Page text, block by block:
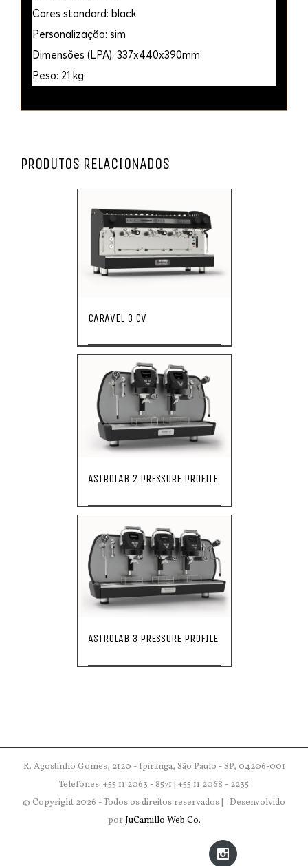
Cores standard: black
Personalização: sim
Dimensões (LPA): 337x440x390mm
Peso: 21 kg
PRODUTOS RELACIONADOS
CARAVEL 3 CV
ASTROLAB 2 PRESSURE PROFILE
ASTROLAB 3 PRESSURE PROFILE
R. Agostinho Gomes, 2120 - Ipiranga, São Paulo - SP, 04206-001
Telefones: +55 11 2063 - 8571 | +55 11 2068 - 2235
© Copyright 2026 - Todos os direitos reservados | Desenvolvido
porJuCamillo Web Co.
Instagram